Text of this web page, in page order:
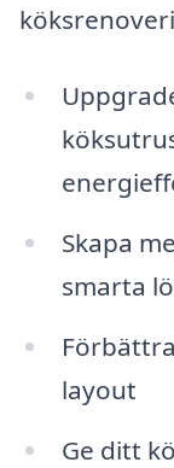
Skapa
smarta
layout
Ge ditt